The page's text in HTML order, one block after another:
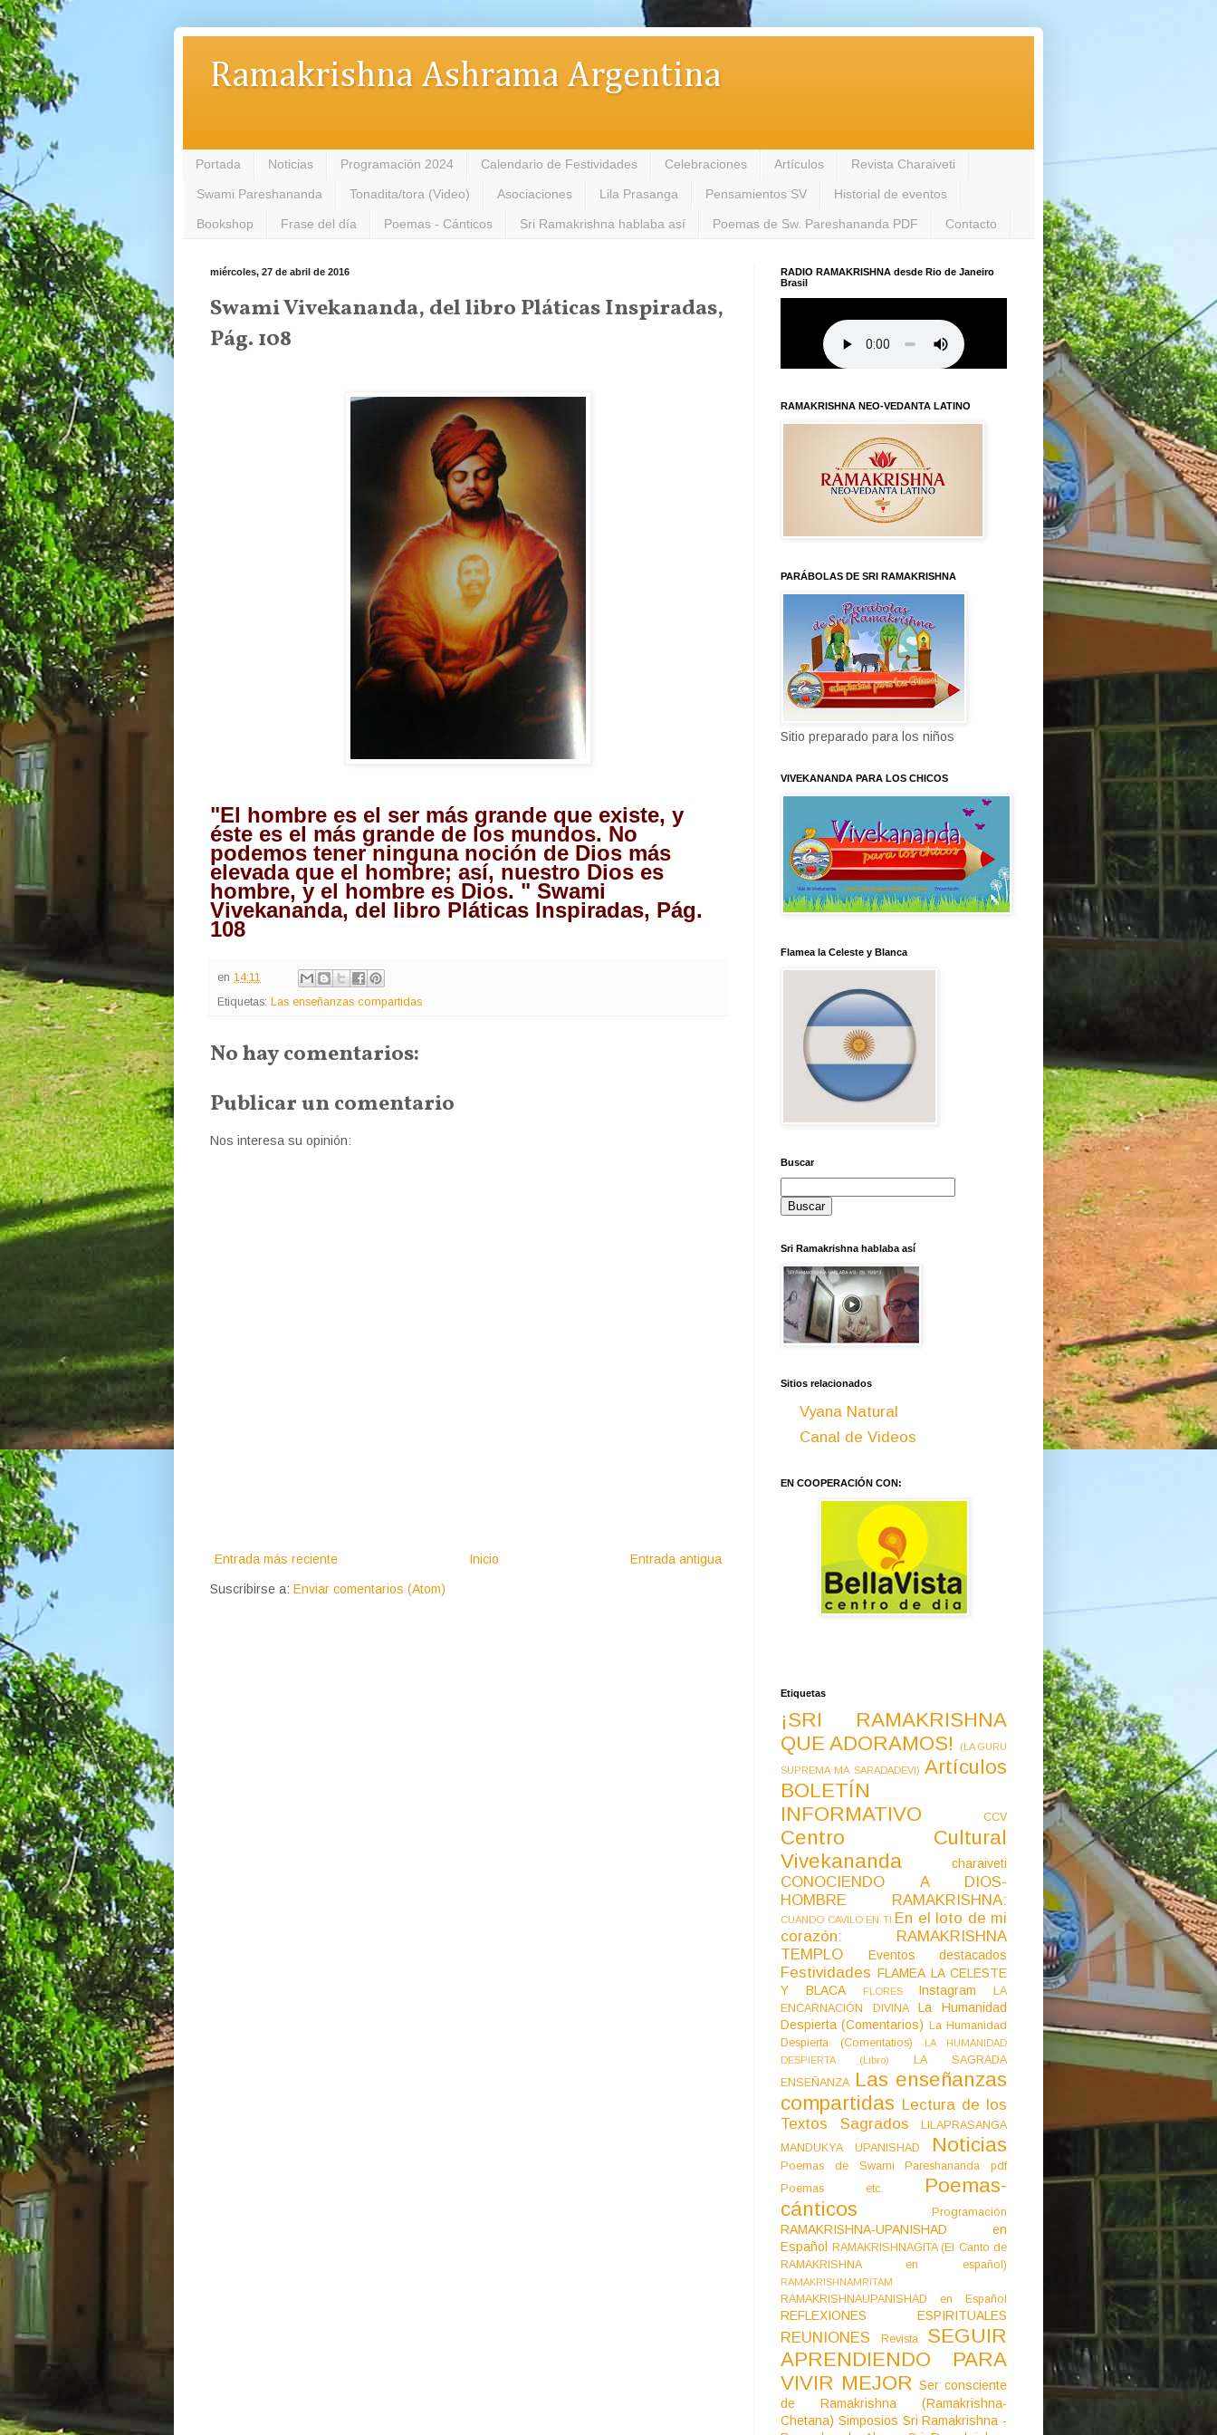
Ramakrishna Ashrama Argentina
Portada Noticias Programación 2024 Calendario de Festividades Celebraciones Artículos Revista Charaiveti
Swami Pareshananda Tonadita/tora (Video) Asociaciones Lila Prasanga Pensamientos SV Historial de eventos
Bookshop Frase del día Poemas - Cánticos Sri Ramakrishna hablaba así Poemas de Sw. Pareshananda PDF Contacto
miércoles, 27 de abril de 2016
Swami Vivekananda, del libro Pláticas Inspiradas,
Pág. 108
"El hombre es el ser más grande que existe, y
éste es el más grande de los mundos. No
podemos tener ninguna noción de Dios más
elevada que el hombre; así, nuestro Dios es
hombre, y el hombre es Dios. " Swami
Vivekananda, del libro Pláticas Inspiradas, Pág.
108
en 14:11
Etiquetas: Las enseñanzas compartidas
No hay comentarios:
Publicar un comentario
Nos interesa su opinión:
Entrada más reciente Entrada antigua
Inicio
Suscribirse a: Enviar comentarios (Atom)
RADIO RAMAKRISHNA desde Rio de Janeiro
Brasil
RAMAKRISHNA NEO-VEDANTA LATINO
PARÁBOLAS DE SRI RAMAKRISHNA
Sitio preparado para los niños
VIVEKANANDA PARA LOS CHICOS
Flamea la Celeste y Blanca
Buscar
Sri Ramakrishna hablaba así
Sitios relacionados
Vyana Natural
Canal de Videos
EN COOPERACIÓN CON:
Etiquetas
¡SRI RAMAKRISHNA
QUE ADORAMOS!
(LA GURU
SUPREMA MA SARADADEVI) Artículos
BOLETÍN
INFORMATIVO
CCV
Centro Cultural
Vivekananda
charaiveti
CONOCIENDO A DIOS-
HOMBRE RAMAKRISHNA:
CUANDO CAVILO EN TI En el loto de mi
corazón: RAMAKRISHNA
TEMPLO
Eventos destacados
Festividades FLAMEA LA CELESTE
Y BLACA
FLORES Instagram
LA
ENCARNACIÓN DIVINA
La Humanidad
Despierta (Comentarios)
La Humanidad
Despierta (Comentatios)
LA HUMANIDAD
DESPIERTA (Libro)
LA SAGRADA
ENSEÑANZA Las enseñanzas
compartidas Lectura de los
Textos Sagrados
LILAPRASANGA
MANDUKYA UPANISHAD
Noticias
Poemas de Swami Pareshananda pdf
Poemas etc.
Poemas-
cánticos
Programación
RAMAKRISHNA-UPANISHAD en
Español
RAMAKRISHNAGITA (El Canto de
RAMAKRISHNA en español)
RAMAKRISHNAMRITAM
RAMAKRISHNAUPANISHAD en Español
REFLEXIONES ESPIRITUALES
REUNIONES Revista
SEGUIR
APRENDIENDO PARA
VIVIR MEJOR Ser consciente
de Ramakrishna (Ramakrishna-
Chetana) Simposios Sri Ramakrishna -